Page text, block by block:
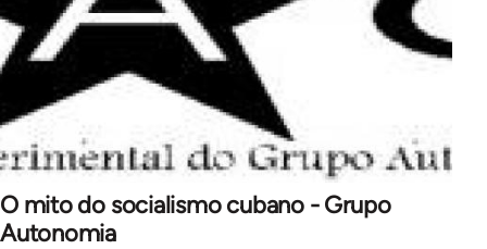
O mito do socialismo cubano - Grupo
Autonomia